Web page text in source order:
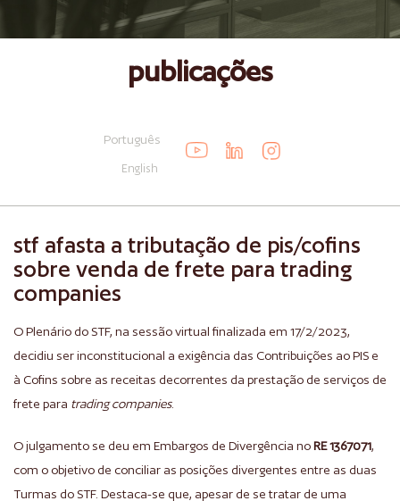
publicações
Português
English
stf afasta a tributação de pis/cofins
sobre venda de frete para trading
companies
O Plenário do STF, na sessão virtual finalizada em 17/2/2023,
decidiu ser inconstitucional a exigência das Contribuições ao PIS e
à Cofins sobre as receitas decorrentes da prestação de serviços de
frete para trading companies.
O julgamento se deu em Embargos de Divergência noRE 1367071,
com o objetivo de conciliar as posições divergentes entre as duas
Turmas do STF. Destaca-se que, apesar de se tratar de uma